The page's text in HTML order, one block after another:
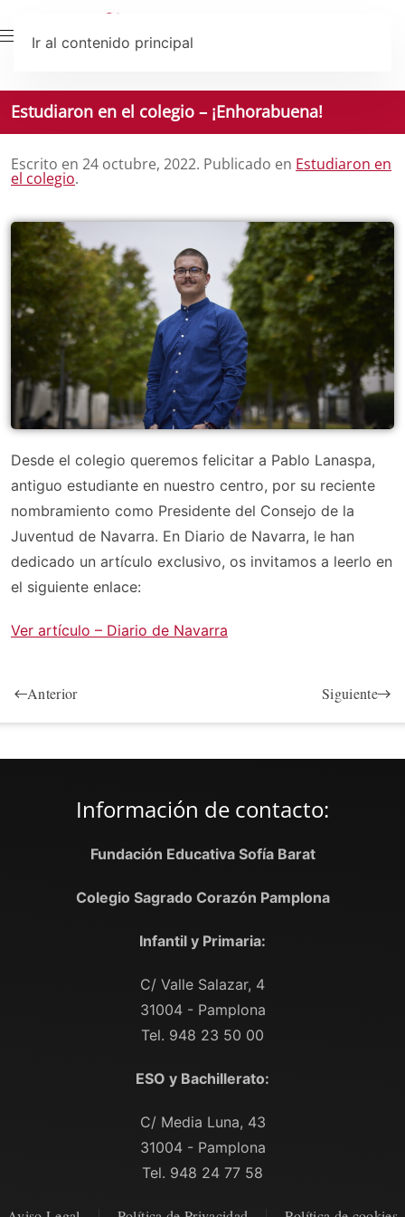
Ir al contenido principal
Estudiaron en el colegio – ¡Enhorabuena!
Escrito en 24 octubre, 2022. Publicado en Estudiaron en
el colegio.
Desde el colegio queremos felicitar a Pablo Lanaspa,
antiguo estudiante en nuestro centro, por su reciente
nombramiento como Presidente del Consejo de la
Juventud de Navarra. En Diario de Navarra, le han
dedicado un artículo exclusivo, os invitamos a leerlo en
el siguiente enlace:
Ver artículo – Diario de Navarra
Anterior Siguiente
Información de contacto:
Fundación Educativa Sofía Barat
Colegio Sagrado Corazón Pamplona
Infantil y Primaria:
C/ Valle Salazar, 4
31004 - Pamplona
Tel. 948 23 50 00
ESO y Bachillerato:
C/ Media Luna, 43
31004 - Pamplona
Tel. 948 24 77 58